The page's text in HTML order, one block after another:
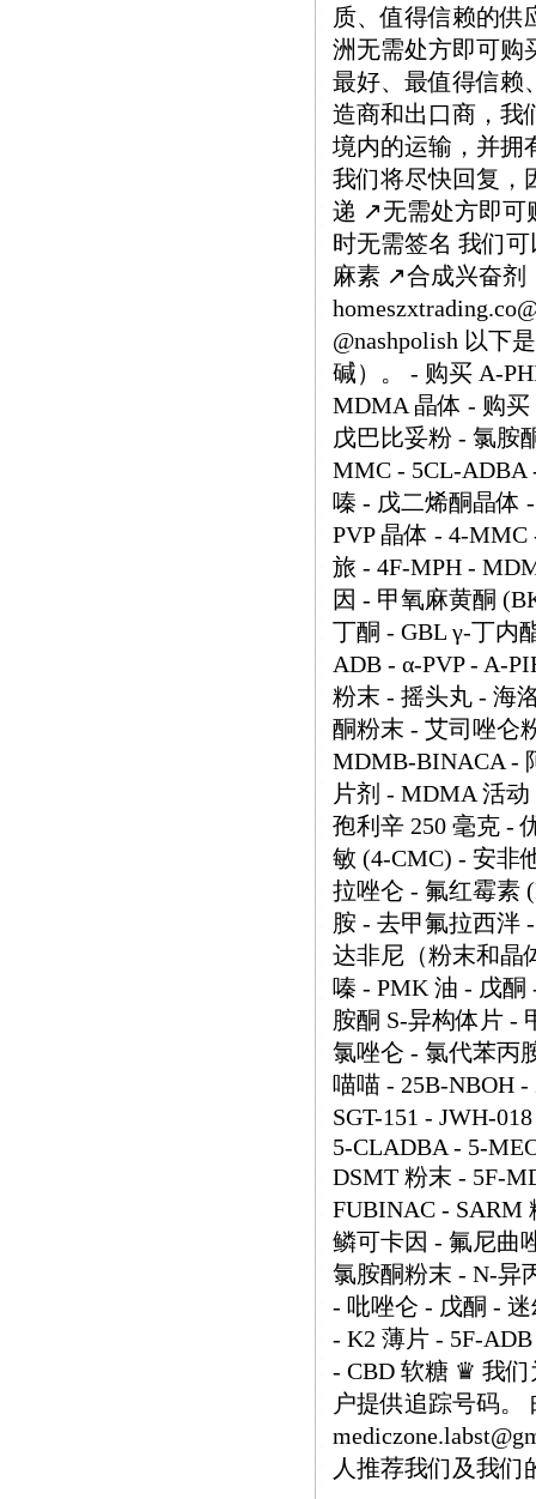
质、值得信赖的
洲无需处方即可购
最好、最值得信赖
造商和出口商，我
境内的运输，并拥
我们将尽快回复，
递 ↗️无需处方即
时无需签名 我们
麻素 ↗️合成兴奋
@nashpolish 以下
碱）。 - 购买 A-
MDMA 晶体 - 购买
戊巴比妥粉 - 氯胺
MMC - 5CL-ADBA
嗪 - 戊二烯酮晶体
PVP 晶体 - 4-
旅 - 4F-MPH -
因 - 甲氧麻黄酮
丁酮 - GBL γ-丁内
ADB - α-PVP - A-
粉末 - 摇头丸 - 海
酮粉末 - 艾司唑仑
MDMB-BINACA -
片剂 - MDMA 活
孢利辛 250 毫克 -
敏 (4-CMC) - 安非
拉唑仑 - 氟红霉素
胺 - 去甲氟拉西泮
达非尼（粉末和晶
嗪 - PMK 油 - 戊酮
胺酮 S-异构体片 -
氯唑仑 - 氯代苯丙
喵喵 - 25B-NBOH
SGT-151 - JWH-
5-CLADBA - 5-
DSMT 粉末 - 5F-
FUBINAC - SARM
鳞可卡因 - 氟尼曲
氯胺酮粉末 - N-异
- 吡唑仑 - 戊酮 -
- K2 薄片 - 5F-
- CBD 软糖 ♛ 我们
户提供追踪号码。
人推荐我们及我们